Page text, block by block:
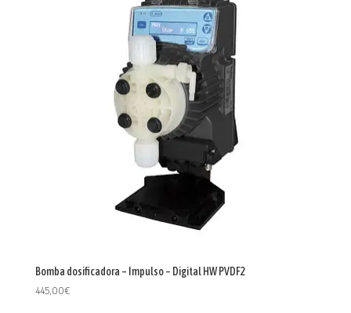
Bomba dosificadora – Impulso – Digital HW PVDF2
445,00€